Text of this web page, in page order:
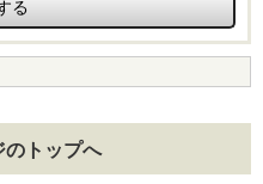
のトップへ